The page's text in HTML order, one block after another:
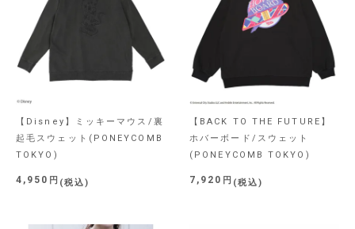
【Disney】ミッキーマウス/裏
起毛スウェット(PONEYCOMB
TOKYO)
4,950 税込
【BACK TO THE FUTURE】
ホバーボード/スウェット
(PONEYCOMB TOKYO)
7,920 税込